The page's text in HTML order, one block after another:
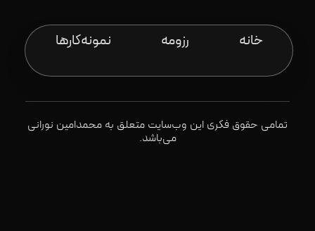
خانه رزومه نمونه‌کارها
تمامی حقوق فکری این وب‌سایت متعلق به محمدامین نورانی
می‌باشد.